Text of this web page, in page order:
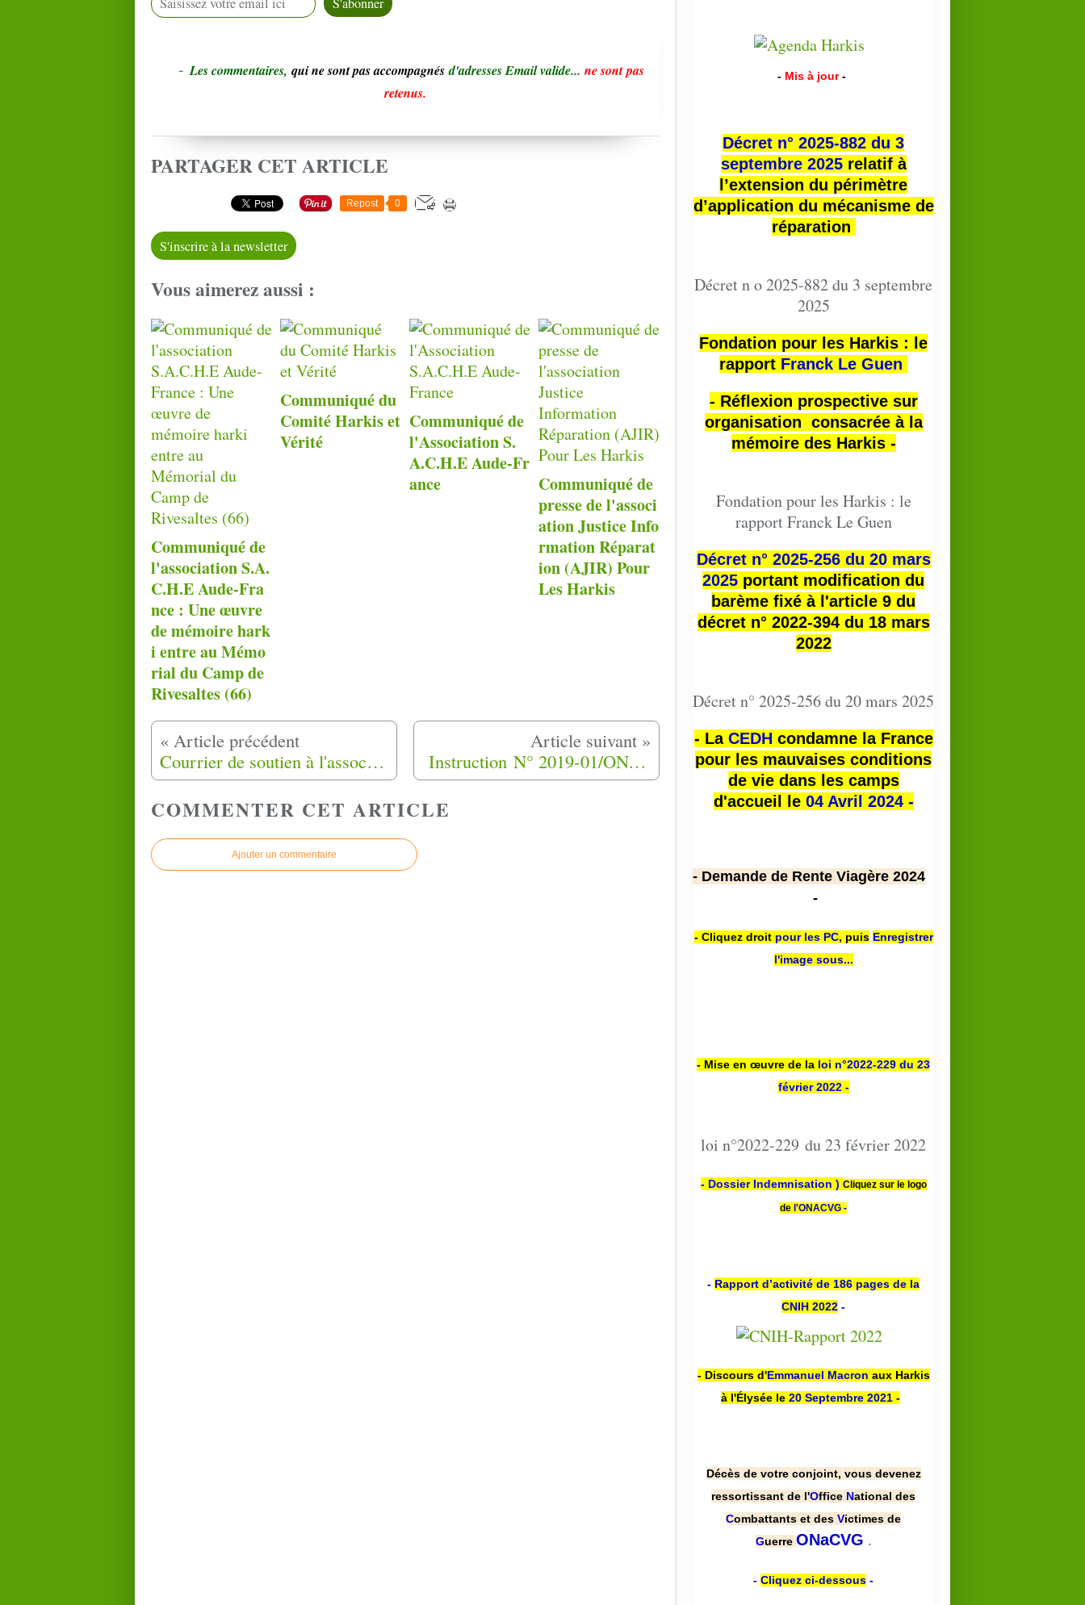
-Les commentaires, qui ne sont pas accompagnés d'adresses Email valide... ne sont pas
retenus.
PARTAGER CET ARTICLE
Repost 0
S'inscrire à la newsletter
Vous aimerez aussi :
Communiqué de
l'association S.A.
C.H.E Aude-Fra
nce : Une œuvre
de mémoire hark
i entre au Mémo
rial du Camp de
Rivesaltes (66)
Communiqué du
Comité Harkis et
Vérité
Communiqué de
l'Association S.
A.C.H.E Aude-Fr
ance
Communiqué de
presse de l'associ
ation Justice Info
rmation Réparat
ion (AJIR) Pour
Les Harkis
Courrier de soutien à l'association « Générations Harkis » dans l'affaire du ( journal d'ici ). Instruction N° 2019-01/ONACVG relative au dispositif d’aide de solidarité à destination des enfants d’ex-membres des formations supplétives et assimilés
COMMENTER CET ARTICLE
Ajouter un commentaire
- Mis à jour -
Décret n° 2025-882 du 3
septembre 2025relatif à
l’extension du périmètre
d’application du mécanisme de
réparation
Décret n o 2025-882 du 3 septembre
2025
Fondation pour les Harkis : le
rapport Franck Le Guen
- Réflexion prospective sur
organisation consacrée à la
mémoire des Harkis -
Fondation pour les Harkis : le
rapport Franck Le Guen
Décret n° 2025-256 du 20 mars
2025 portant modification du
barème fixé à l'article 9 du
décret n° 2022-394 du 18 mars
2022
Décret n° 2025-256 du 20 mars 2025
- La CEDHcondamne la France
pour les mauvaises conditions
de vie dans les camps
d'accueil le 04 Avril 2024 -
- Demande de Rente Viagère 2024
-
- Cliquez droit pour les PC, puis Enregistrer
l'image sous...
- Mise en œuvre de la loi n°2022-229 du 23
février 2022 -
loi n°2022-229 du 23 février 2022
- Dossier Indemnisation ) Cliquez sur le logo
de l'ONACVG -
- Rapport d’activité de 186 pages de la
CNIH 2022 -
- Discours d'Emmanuel Macron aux Harkis
à l'Élysée le 20 Septembre 2021 -
Décès de votre conjoint, vous devenez
ressortissant de l'Office National des
Combattants et des Victimes de
Guerre ONaCVG .
- Cliquez ci-dessous -